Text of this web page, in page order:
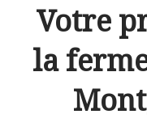
Votre
la